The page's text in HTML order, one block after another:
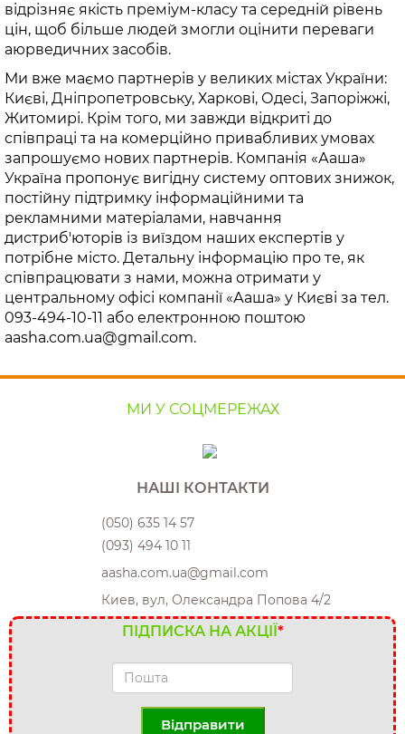
відрізняє якість преміум-класу та середній рівень
цін, щоб більше людей змогли оцінити переваги
аюрведичних засобів.
Ми вже маємо партнерів у великих містах України:
Києві, Дніпропетровську, Харкові, Одесі, Запоріжжі,
Житомирі. Крім того, ми завжди відкриті до
співпраці та на комерційно привабливих умовах
запрошуємо нових партнерів. Компанія «Ааша»
Україна пропонує вигідну систему оптових знижок,
постійну підтримку інформаційними та
рекламними матеріалами, навчання
дистриб'юторів із виїздом наших експертів у
потрібне місто. Детальну інформацію про те, як
співпрацювати з нами, можна отримати у
центральному офісі компанії «Ааша» у Києві за тел.
093-494-10-11 або електронною поштою
aasha.com.ua@gmail.com.
МИ У СОЦМЕРЕЖАХ
НАШІ КОНТАКТИ
(050) 635 14 57
(093) 494 10 11
aasha.com.ua@gmail.com
Киев, вул, Олександра Попова 4/2
ПІДПИСКА НА АКЦІЇ*
Відправити